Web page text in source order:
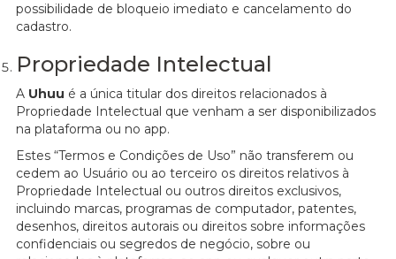
possibilidade de bloqueio imediato e cancelamento do
cadastro.
Propriedade Intelectual
A Uhuu é a única titular dos direitos relacionados à
Propriedade Intelectual que venham a ser disponibilizados
na plataforma ou no app.
Estes “Termos e Condições de Uso” não transferem ou
cedem ao Usuário ou ao terceiro os direitos relativos à
Propriedade Intelectual ou outros direitos exclusivos,
incluindo marcas, programas de computador, patentes,
desenhos, direitos autorais ou direitos sobre informações
confidenciais ou segredos de negócio, sobre ou